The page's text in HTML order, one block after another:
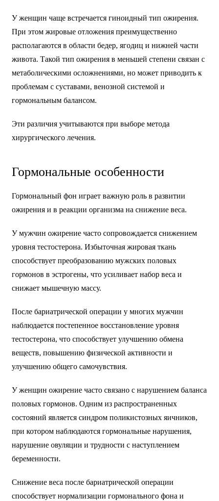
У женщин чаще встречается гиноидный тип ожирения.
При этом жировые отложения преимущественно
располагаются в области бедер, ягодиц и нижней части
живота. Такой тип ожирения в меньшей степени связан с
метаболическими осложнениями, но может приводить к
проблемам с суставами, венозной системой и
гормональным балансом.
Эти различия учитываются при выборе метода
хирургического лечения.
Гормональные особенности
Гормональный фон играет важную роль в развитии
ожирения и в реакции организма на снижение веса.
У мужчин ожирение часто сопровождается снижением
уровня тестостерона. Избыточная жировая ткань
способствует преобразованию мужских половых
гормонов в эстрогены, что усиливает набор веса и
снижает мышечную массу.
После бариатрической операции у многих мужчин
наблюдается постепенное восстановление уровня
тестостерона, что способствует улучшению обмена
веществ, повышению физической активности и
улучшению общего самочувствия.
У женщин ожирение часто связано с нарушением баланса
половых гормонов. Одним из распространенных
состояний является синдром поликистозных яичников,
при котором наблюдаются гормональные нарушения,
нарушение овуляции и трудности с наступлением
беременности.
Снижение веса после бариатрической операции
способствует нормализации гормонального фона и